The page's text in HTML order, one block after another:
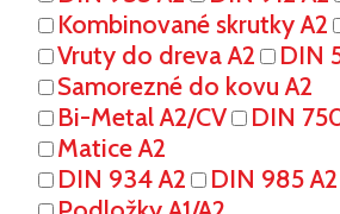
Kombinované skrutky A2
Vruty do dreva A2
DIN
Samorezné do kovu A2
Bi-Metal A2/CV
DIN
Matice A2
DIN 934 A2
DIN 985 A2